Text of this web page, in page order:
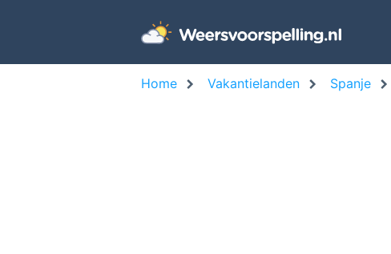
Home Vakantielanden Spanje